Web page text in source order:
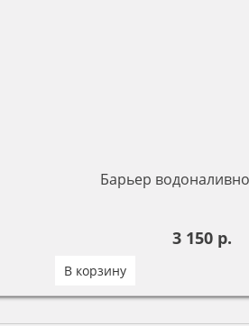
Барьер
3 150 р.
В корзину